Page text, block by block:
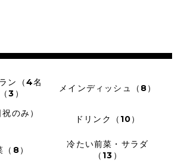
ン（4名
3）
メインディッシュ（8）
のみ）
ドリンク（10）
8）
冷たい前菜・サラダ
（13）